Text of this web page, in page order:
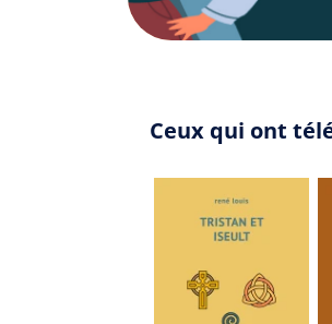
Ceux qui ont